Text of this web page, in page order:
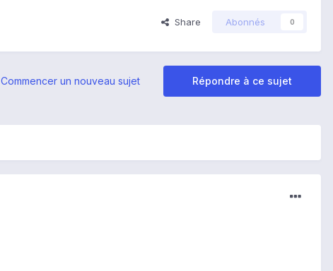
Share Abonnés 0
Répondre à ce sujet
Commencer un nouveau sujet